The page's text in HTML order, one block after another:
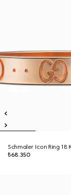
Schmaler Icon Ring 18
₺68.350